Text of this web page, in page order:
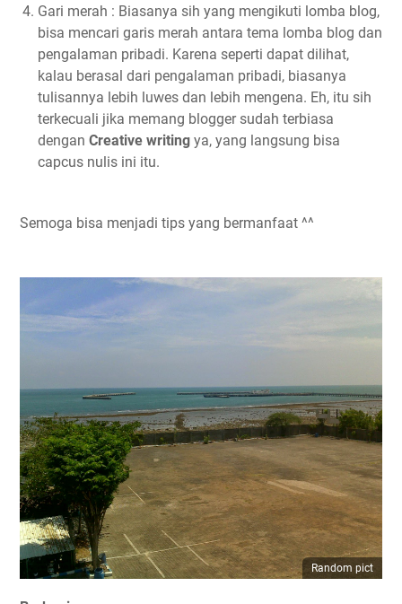
Gari merah : Biasanya sih yang mengikuti lomba blog,
bisa mencari garis merah antara tema lomba blog dan
pengalaman pribadi. Karena seperti dapat dilihat,
kalau berasal dari pengalaman pribadi, biasanya
tulisannya lebih luwes dan lebih mengena. Eh, itu sih
terkecuali jika memang blogger sudah terbiasa
dengan Creative writing ya, yang langsung bisa
capcus nulis ini itu.
Semoga bisa menjadi tips yang bermanfaat ^^
Random pict